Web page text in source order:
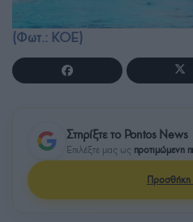
(Φωτ.: ΚΟΕ)
Στηρίξτε το Pontos News
Επιλέξτε μας ως προτιμώμενη
Προσθήκη